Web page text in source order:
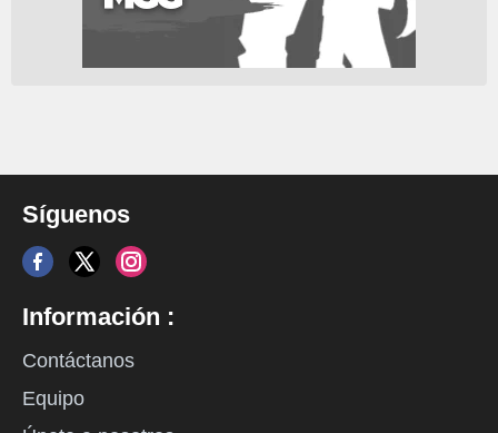
Síguenos
Información :
Contáctanos
Equipo